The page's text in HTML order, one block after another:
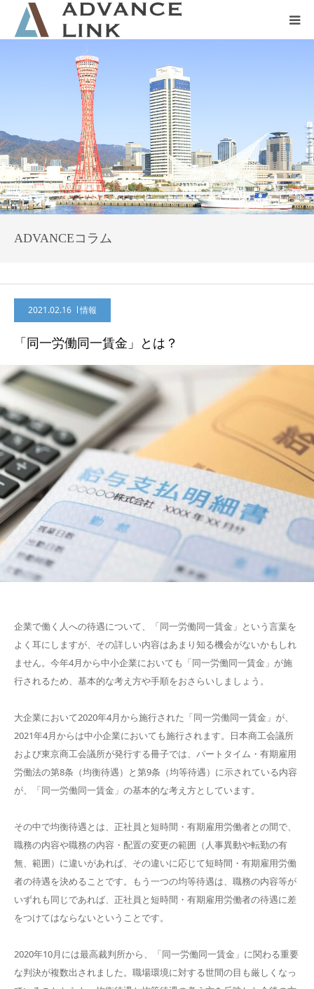
ADVANCEコラム
2021.02.16 情報
「同一労働同一賃金」とは？
企業で働く人への待遇について、「同一労働同一賃金」という言葉を
よく耳にしますが、その詳しい内容はあまり知る機会がないかもしれ
ません。今年4月から中小企業においても「同一労働同一賃金」が施
行されるため、基本的な考え方や手順をおさらいしましょう。
大企業において2020年4月から施行された「同一労働同一賃金」が、
2021年4月からは中小企業においても施行されます。日本商工会議所
および東京商工会議所が発行する冊子では、パートタイム・有期雇用
労働法の第8条（均衡待遇）と第9条（均等待遇）に示されている内容
が、「同一労働同一賃金」の基本的な考え方としています。
その中で均衡待遇とは、正社員と短時間・有期雇用労働者との間で、
職務の内容や職務の内容・配置の変更の範囲（人事異動や転勤の有
無、範囲）に違いがあれば、その違いに応じて短時間・有期雇用労働
者の待遇を決めることです。もう一つの均等待遇は、職務の内容等が
いずれも同じであれば、正社員と短時間・有期雇用労働者の待遇に差
をつけてはならないということです。
2020年10月には最高裁判所から、「同一労働同一賃金」に関わる重要
な判決が複数出されました。職場環境に対する世間の目も厳しくなっ
会社概要
ネット保険
事業保険